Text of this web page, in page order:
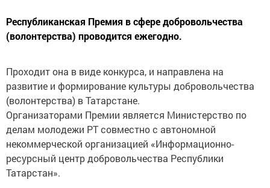
Республиканская Премия в сфере добровольчества
(волонтерства) проводится ежегодно.
Проходит она в виде конкурса, и направлена на
развитие и формирование культуры добровольчества
(волонтерства) в Татарстане.
Организаторами Премии является Министерство по
делам молодежи РТ совместно с автономной
некоммерческой организацией «Информационно-
ресурсный центр добровольчества Республики
Татарстан».